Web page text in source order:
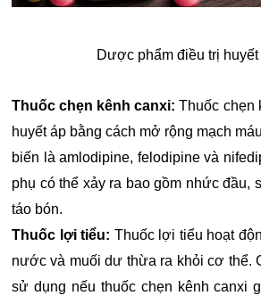
Dược phẩm điều trị huyết
Thuốc chẹn kênh canxi:Thuốc chẹn
huyết áp bằng cách mở rộng mạch
biến là amlodipine, felodipine và
phụ có thể xảy ra bao gồm nhức đầu,
táo bón.
Thuốc lợi tiểu: Thuốc lợi tiểu hoạt
nước và muối dư thừa ra khỏi cơ thể.
sử dụng nếu thuốc chẹn kênh canxi